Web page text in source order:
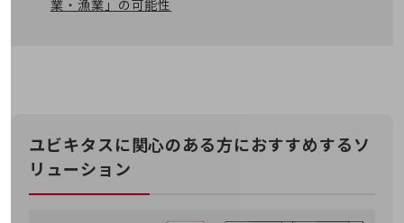
セキュリティ対策
遠隔監視
業・漁業」の可能性
ユビキタスに関心のある方におすすめするソ
リューション